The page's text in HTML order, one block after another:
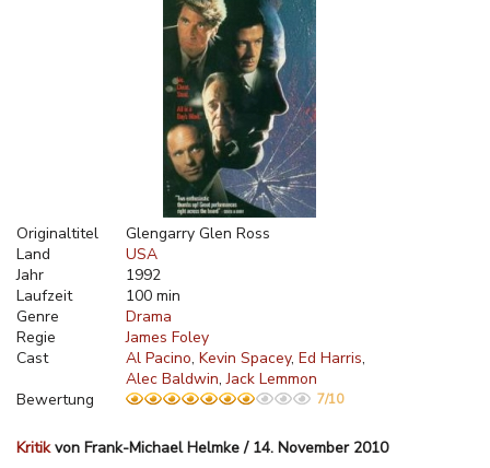
Originaltitel
Glengarry Glen Ross
Land
USA
Jahr
1992
Laufzeit
100 min
Genre
Drama
Regie
James Foley
Cast
Al Pacino Kevin Spacey Ed Harris
Alec Baldwin Jack Lemmon
Bewertung
7/10
Kritikvon Frank-Michael Helmke / 14. November 2010